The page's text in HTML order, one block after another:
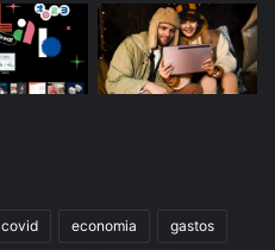
covid economia gastos